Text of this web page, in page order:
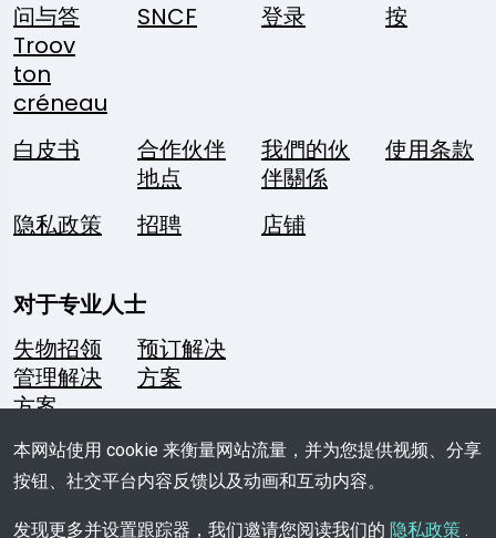
问与答
Troov
ton
créneau
SNCF 登录 按
白皮书
合作伙伴
地点
我們的伙
伴關係
使用条款
隐私政策 招聘 店铺
对于专业人士
失物招领
管理解决
方案
预订解决
方案
关注我们
一个问
题？
媒体资料
袋
本网站使用 cookie 来衡量网站流量，并为您提供视频、分享
按钮、社交平台内容反馈以及动画和互动内容。
发现更多并设置跟踪器，我们邀请您阅读我们的 隐私政策 .